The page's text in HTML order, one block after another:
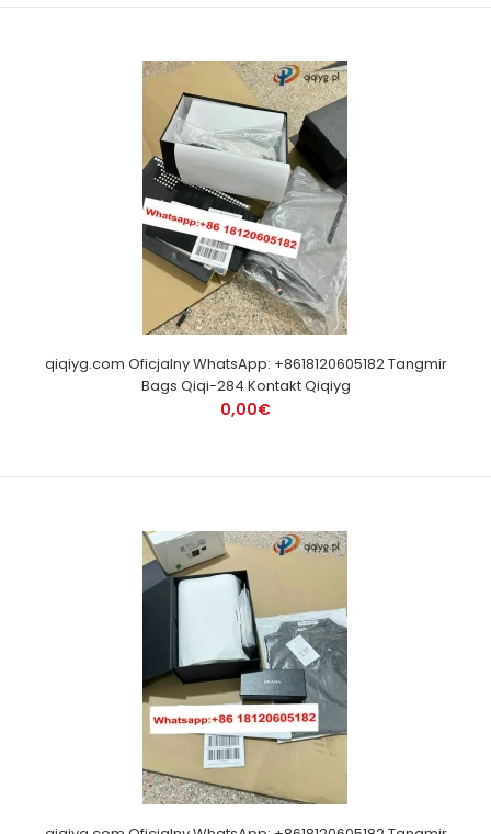
qiqiyg.com Oficjalny WhatsApp: +8618120605182 Tangmir
Bags Qiqi-284 Kontakt Qiqiyg
0,00€